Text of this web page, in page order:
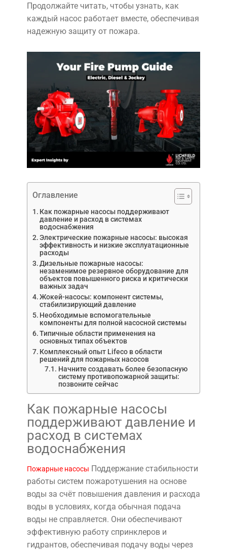
Продолжайте читать, чтобы узнать, как
каждый насос работает вместе, обеспечивая
надежную защиту от пожара.
Оглавление
Как пожарные насосы поддерживают
давление и расход в системах
водоснабжения
Электрические пожарные насосы: высокая
эффективность и низкие эксплуатационные
расходы
Дизельные пожарные насосы:
незаменимое резервное оборудование для
объектов повышенного риска и критически
важных задач
Жокей-насосы: компонент системы,
стабилизирующий давление
Необходимые вспомогательные
компоненты для полной насосной системы
Типичные области применения на
основных типах объектов
Комплексный опыт Lifeco в области
решений для пожарных насосов
Начните создавать более безопасную
систему противопожарной защиты:
позвоните сейчас
Как пожарные насосы
поддерживают давление и
расход в системах
водоснабжения
Пожарные насосы Поддержание стабильности
работы систем пожаротушения на основе
воды за счёт повышения давления и расхода
воды в условиях, когда обычная подача
воды не справляется. Они обеспечивают
эффективную работу спринклеров и
гидрантов, обеспечивая подачу воды через